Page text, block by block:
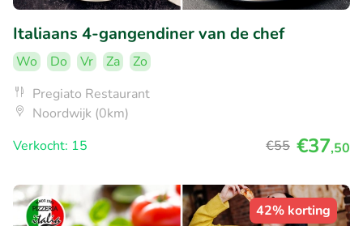
Italiaans 4-gangendiner van de chef
Wo Do Vr Za
Zo
Pregiato Restaurant
Noordwijk (0km)
Verkocht: 15
€55 €37,50
42% korting